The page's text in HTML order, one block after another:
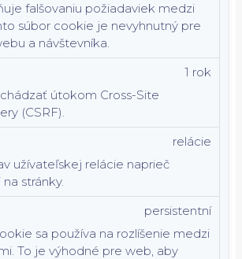
falšovaniu požiadaviek medzi
súbor cookie je nevyhnutný pre
a návštevníka.
útokom Cross-Site
(CSRF).
1 rok
užívateľskej relácie naprieč
stránky.
relácie
sa používa na rozlíšenie medzi
To je výhodné pre web, aby
persistentní